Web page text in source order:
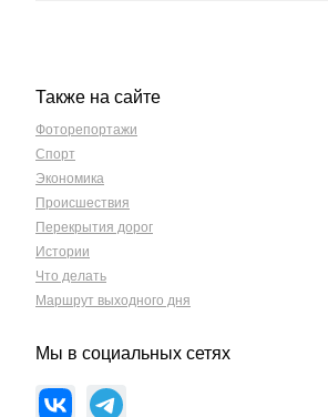
Также на сайте
Фоторепортажи
Спорт
Экономика
Происшествия
Перекрытия дорог
Истории
Что делать
Маршрут выходного дня
Мы в социальных сетях